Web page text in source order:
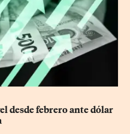
desde febrero ante dólar